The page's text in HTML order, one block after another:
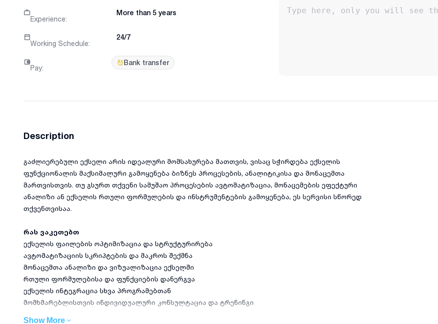
Experience:
More than 5 years
Working Schedule:
24/7
Pay:
Bank transfer
Description
გაძლიერებული ექსელი არის იდეალური მომსახურება მათთვის, ვისაც სჭირდება ექსელის
ფუნქციონალის მაქსიმალური გამოყენება ბიზნეს პროცესების, ანალიტიკისა და მონაცემთა
მართვისთვის. თუ გსურთ თქვენი სამუშაო პროცესების ავტომატიზაცია, მონაცემების ეფექტური
ანალიზი ან ექსელის რთული ფორმულების და ინსტრუმენტების გამოყენება, ეს სერვისი სწორედ
თქვენთვისაა.
რას ვაკეთებთ
ექსელის ფაილების ოპტიმიზაცია და სტრუქტურირება
ავტომატიზაციის სკრიპტების და მაკროს შექმნა
მონაცემთა ანალიზი და ვიზუალიზაცია ექსელში
რთული ფორმულებისა და ფუნქციების დანერგვა
ექსელის ინტეგრაცია სხვა პროგრამებთან
მომხმარებლისთვის ინდივიდუალური კონსულტაცია და ტრენინგი
Show More